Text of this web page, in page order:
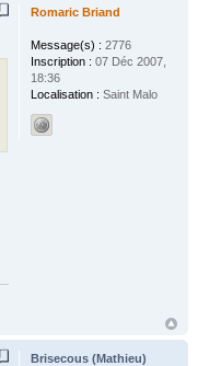
Romaric Briand
Message(s) : 2776
Inscription : 07 Déc 2007,
18:36
Localisation : Saint Malo
Brisecous (Mathieu)